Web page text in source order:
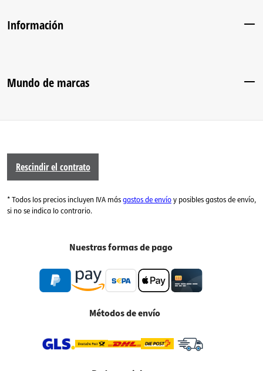
Información
Mundo de marcas
Rescindir el contrato
* Todos los precios incluyen IVA másgastos de envíoy posibles gastos de envío,
si no se indica lo contrario.
Nuestras formas de pago
Métodos de envío